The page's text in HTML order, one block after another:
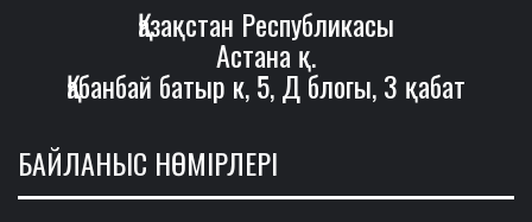
Қазақстан Республикасы
Астана қ.
Қабанбай батыр к, 5, Д блогы, 3 қабат
БАЙЛАНЫС НӨМІРЛЕРІ